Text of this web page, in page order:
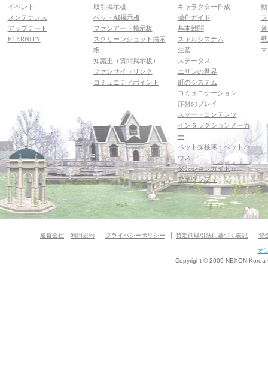
イベント
メンテナンス
アップデート
ETERNITY
取引掲示板
ペットAI掲示板
ファンアート掲示板
スクリーンショット掲示
板
知識王（質問掲示板）
ファンサイトリンク
コミュニティポイント
キャラクター作成
操作ガイド
基本戦闘
スキルシステム
生産
ステータス
エリンの世界
町のシステム
コミュニケーション
序盤のプレイ
スマートコンテンツ
インタラクションメーカ
ー
ペット探検隊・ペットハ
ウス
ダンジョンガイド
マギグラフィ
運営会社 利用規約 プライバシーポリシー 特定商取引法に基づく表記 資
オ
Copyright © 2009 NEXON Korea